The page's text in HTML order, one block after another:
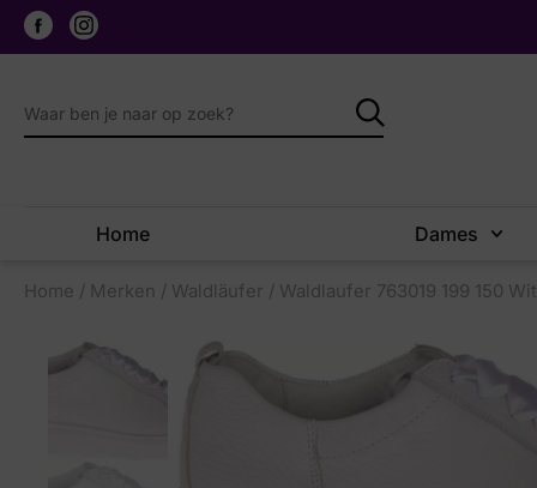
Home Dames
Home / Merken / Waldläufer / Waldlaufer 763019 199 150 Wit